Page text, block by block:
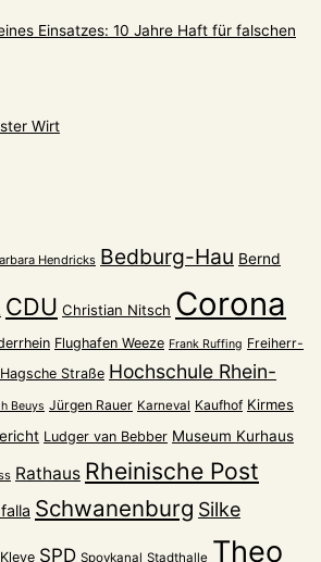
Einsatzes: 10 Jahre Haft für falschen
Wirt
Hendricks Bedburg-Hau Bernd
CDU Christian Nitsch Corona
Flughafen Weeze Frank Ruffing Freiherr-
Hagsche Straße Hochschule Rhein-
Beuys Jürgen Rauer Karneval Kaufhof Kirmes
Ludger van Bebber Museum Kurhaus
Rathaus Rheinische Post
Schwanenburg Silke
SPD Spoykanal Stadthalle Theo